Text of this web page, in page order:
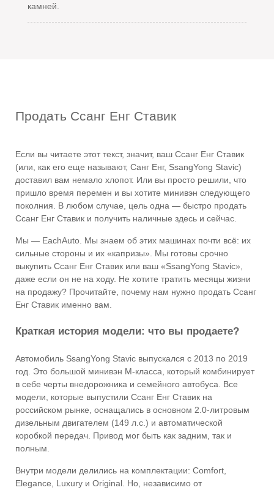
камней.
Продать Ссанг Енг Ставик
Если вы читаете этот текст, значит, ваш Ссанг Енг Ставик
(или, как его еще называют, Санг Енг, SsangYong Stavic)
доставил вам немало хлопот. Или вы просто решили, что
пришло время перемен и вы хотите минивэн следующего
поколния. В любом случае, цель одна — быстро продать
Ссанг Енг Ставик и получить наличные здесь и сейчас.
Мы — EachAuto. Мы знаем об этих машинах почти всё: их
сильные стороны и их «капризы». Мы готовы срочно
выкупить Ссанг Енг Ставик или ваш «SsangYong Stavic»,
даже если он не на ходу. Не хотите тратить месяцы жизни
на продажу? Прочитайте, почему нам нужно продать Ссанг
Енг Ставик именно вам.
Краткая история модели: что вы продаете?
Автомобиль SsangYong Stavic выпускался с 2013 по 2019
год. Это большой минивэн М-класса, который комбинирует
в себе черты внедорожника и семейного автобуса. Все
модели, которые выпустили Ссанг Енг Ставик на
российском рынке, оснащались в основном 2.0-литровым
дизельным двигателем (149 л.с.) и автоматической
коробкой передач. Привод мог быть как задним, так и
полным.
Внутри модели делились на комплектации: Comfort,
Elegance, Luxury и Original. Но, независимо от